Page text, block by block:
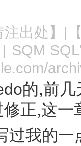
注出处 】|
| SQM
的,前几
正,这一
过我的一